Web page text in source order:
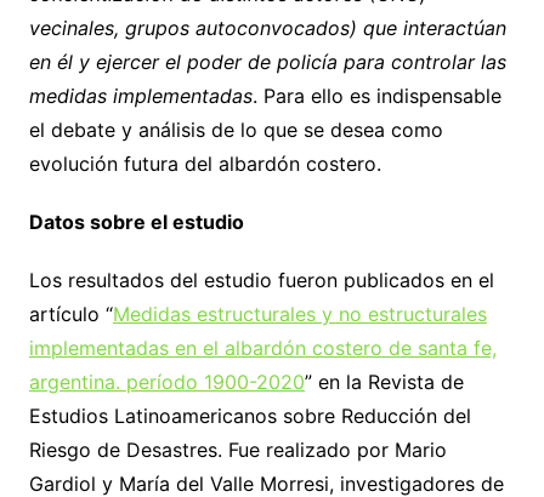
vecinales, grupos autoconvocados) que interactúan
en él y ejercer el poder de policía para controlar las
medidas implementadas. Para ello es indispensable
el debate y análisis de lo que se desea como
evolución futura del albardón costero.
Datos sobre el estudio
Los resultados del estudio fueron publicados en el
artículo “Medidas estructurales y no estructurales
implementadas en el albardón costero de santa fe,
argentina. período 1900-2020” en la Revista de
Estudios Latinoamericanos sobre Reducción del
Riesgo de Desastres. Fue realizado por Mario
Gardiol y María del Valle Morresi, investigadores de